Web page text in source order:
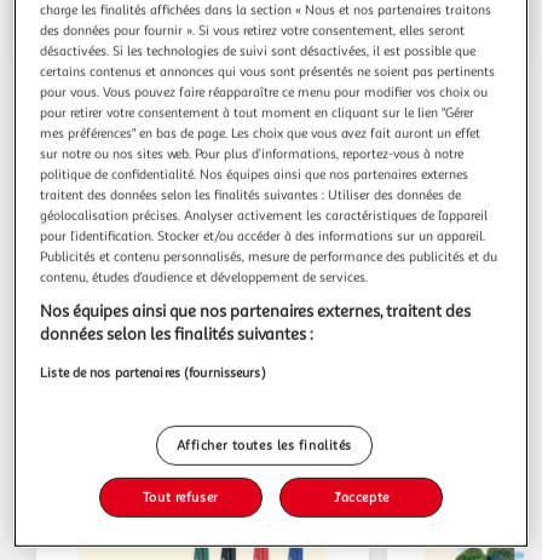
Voir l'itinéraire
Quels services trouver dans mon Auchan
Supermarché Compiègne ?
Billetterie
Les catalogues du moment
charge les finalités affichées dans la section « Nous et nos partenaires traitons
des données pour fournir ». Si vous retirez votre consentement, elles seront
désactivées. Si les technologies de suivi sont désactivées, il est possible que
certains contenus et annonces qui vous sont présentés ne soient pas pertinents
pour vous. Vous pouvez faire réapparaître ce menu pour modifier vos choix ou
pour retirer votre consentement à tout moment en cliquant sur le lien "Gérer
mes préférences" en bas de page. Les choix que vous avez fait auront un effet
sur notre ou nos sites web. Pour plus d’informations, reportez-vous à notre
politique de confidentialité. Nos équipes ainsi que nos partenaires externes
traitent des données selon les finalités suivantes : Utiliser des données de
géolocalisation précises. Analyser activement les caractéristiques de l’appareil
pour l’identification. Stocker et/ou accéder à des informations sur un appareil.
Publicités et contenu personnalisés, mesure de performance des publicités et du
contenu, études d’audience et développement de services.
Nos équipes ainsi que nos partenaires externes, traitent des
données selon les finalités suivantes :
Liste de nos partenaires (fournisseurs)
Afficher toutes les finalités
Tout refuser J'accepte